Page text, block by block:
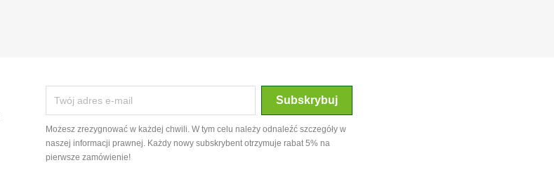
Możesz zrezygnować w każdej chwili. W tym celu należy odnaleźć szczegóły w
naszej informacji prawnej. Każdy nowy subskrybent otrzymuje rabat 5% na
pierwsze zamówienie!